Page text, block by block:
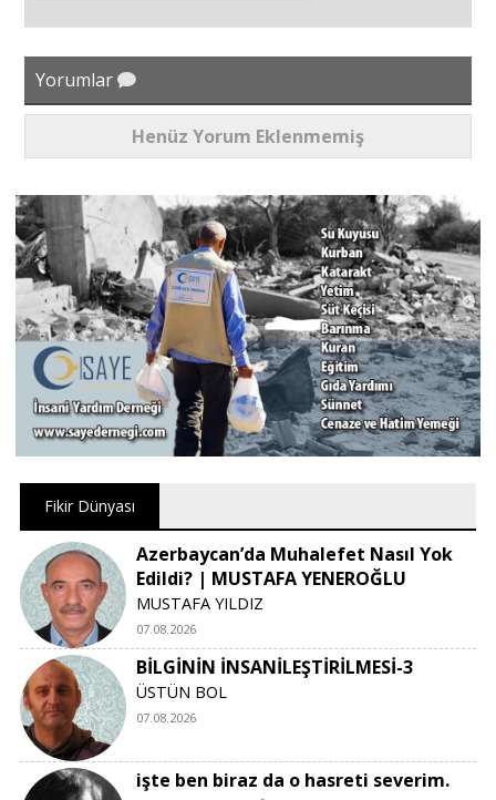
Yorumlar
Henüz Yorum Eklenmemiş
Fikir Dünyası
Azerbaycan’da Muhalefet Nasıl Yok
Edildi? | MUSTAFA YENEROĞLU
MUSTAFA YILDIZ
07.08.2026
BİLGİNİN İNSANİLEŞTİRİLMESİ-3
ÜSTÜN BOL
07.08.2026
işte ben biraz da o hasreti severim.